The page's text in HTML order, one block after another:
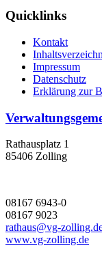
Quicklinks
Kontakt
Impressum
Datenschutz
Erklärung zur
Rathausplatz 1
85406 Zolling
08167 6943-0
08167 9023
rathaus@vg-
www.vg-zolling.de